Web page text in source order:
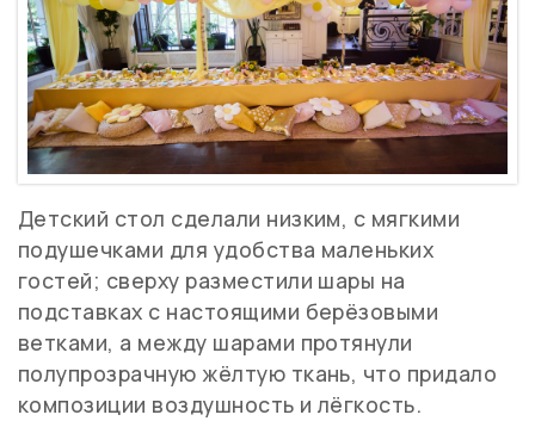
Детский стол сделали низким, с мягкими
подушечками для удобства маленьких
гостей; сверху разместили шары на
подставках с настоящими берёзовыми
ветками, а между шарами протянули
полупрозрачную жёлтую ткань, что придало
композиции воздушность и лёгкость.